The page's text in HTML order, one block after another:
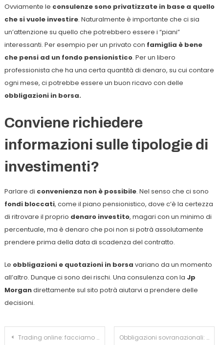
Ovviamente le consulenze sono privatizzate in base a quello
che si vuole investire. Naturalmente è importante che ci sia
un’attenzione su quello che potrebbero essere i “piani”
interessanti. Per esempio per un privato con famiglia è bene
che pensi ad un fondo pensionistico. Per un libero
professionista che ha una certa quantità di denaro, su cui contare
ogni mese, ci potrebbe essere un buon ricavo con delle
obbligazioni in borsa.
Conviene richiedere
informazioni sulle tipologie di
investimenti?
Parlare di convenienza non è possibile. Nel senso che ci sono
fondi bloccati, come il piano pensionistico, dove c’è la certezza
di ritrovare il proprio denaro investito, magari con un minimo di
percentuale, ma è denaro che poi non si potrà assolutamente
prendere prima della data di scadenza del contratto.
Le obbligazioni e quotazioni in borsa variano da un momento
all’altro. Dunque ci sono dei rischi. Una consulenza con la Jp
Morgandirettamente sul sito potrà aiutarvi a prendere delle
decisioni.
Navigazione
Trading online: facciamo il punto sulle app più gettonate del momento per investire Obbligazioni sovranazionali: ecco come investire in esse e controllare i loro indici